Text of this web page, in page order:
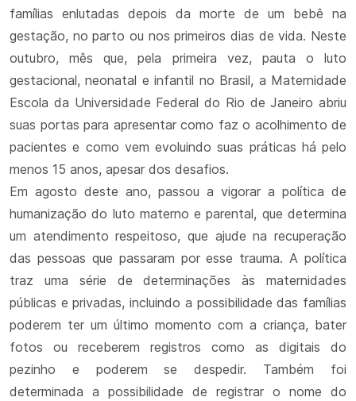
famílias enlutadas depois da morte de um bebê na
gestação, no parto ou nos primeiros dias de vida. Neste
outubro, mês que, pela primeira vez, pauta o luto
gestacional, neonatal e infantil no Brasil, a Maternidade
Escola da Universidade Federal do Rio de Janeiro abriu
suas portas para apresentar como faz o acolhimento de
pacientes e como vem evoluindo suas práticas há pelo
menos 15 anos, apesar dos desafios.
Em agosto deste ano, passou a vigorar a política de
humanização do luto materno e parental, que determina
um atendimento respeitoso, que ajude na recuperação
das pessoas que passaram por esse trauma. A política
traz uma série de determinações às maternidades
públicas e privadas, incluindo a possibilidade das famílias
poderem ter um último momento com a criança, bater
fotos ou receberem registros como as digitais do
pezinho e poderem se despedir. Também foi
determinada a possibilidade de registrar o nome do